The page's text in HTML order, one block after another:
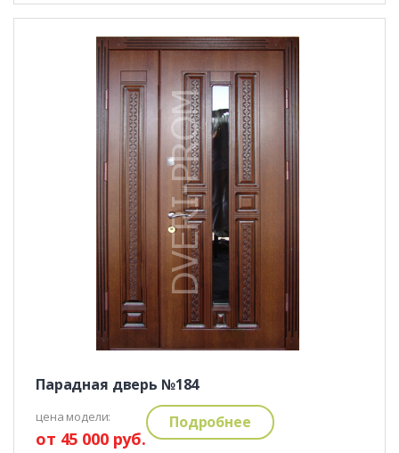
Парадная дверь №184
цена модели:
от 45 000 руб.
Подробнее